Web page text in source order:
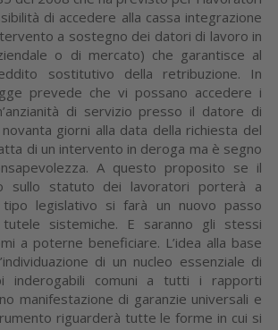
di accedere alla cassa integrazione
a sostegno dei datori di lavoro in
o di mercato) che garantisce al
sostitutivo della retribuzione. In
prevede che vi possano accedere i
di servizio presso il datore di
giorni alla data della richiesta del
di un intervento in deroga ma è segno
A questo proposito se il
sullo statuto dei lavoratori porterà a
tipo legislativo si farà un nuovo passo
sistemiche. E saranno gli stessi
a poterne beneficiare. L’idea alla base
di un nucleo essenziale di
inderogabili comuni a tutti i rapporti
manifestazione di garanzie universali e
riguarderà tutte le forme in cui si